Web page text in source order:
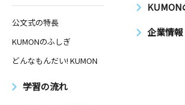
公文式の特長
KUMONのふしぎ
どんなもんだい! KUMON
学習の流れ
KUMON
企業情報